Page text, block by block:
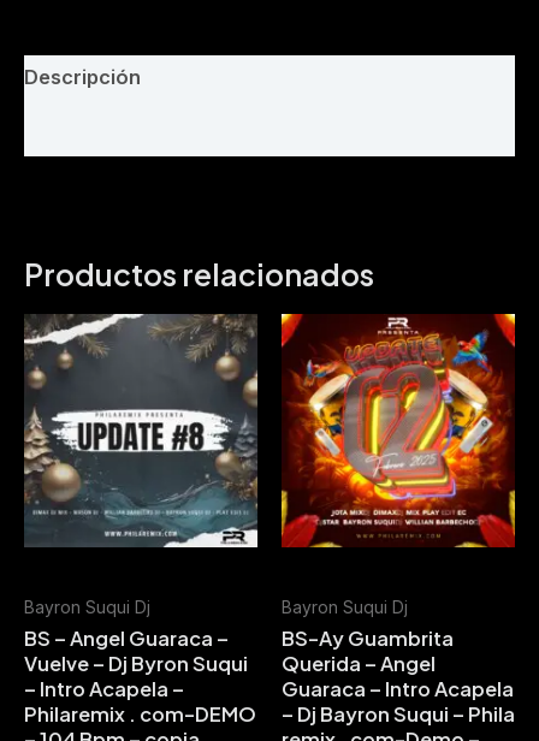
Simple
-
-
Descripción
Productos relacionados
Bayron Suqui Dj
BS – Angel Guaraca –
Vuelve – Dj Byron Suqui
– Intro Acapela –
Philaremix . com-DEMO
Bayron Suqui Dj
BS-Ay Guambrita
Querida – Angel
Guaraca – Intro Acapela
– Dj Bayron Suqui – Phila